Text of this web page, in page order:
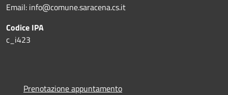
Email: info@comune.saracena.cs.it
Codice IPA
c_i423
Prenotazione appuntamento